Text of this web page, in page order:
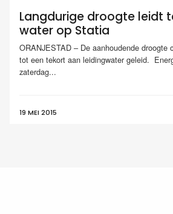
Langdurige droogte leidt
water op Statia
ORANJESTAD – De aanhoudende droogte
tot een tekort aan leidingwater geleid.
zaterdag...
19 MEI 2015